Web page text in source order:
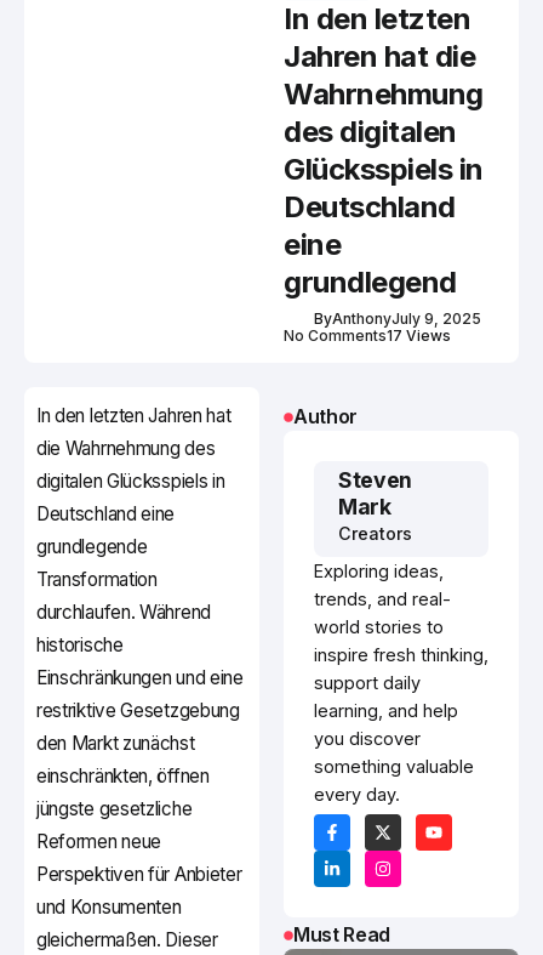
In den letzten
Jahren hat die
Wahrnehmung
des digitalen
Glücksspiels in
Deutschland
eine
grundlegend
ByAnthonyJuly 9, 2025
No Comments17 Views
In den letzten Jahren hat
die Wahrnehmung des
digitalen Glücksspiels in
Deutschland eine
grundlegende
Transformation
durchlaufen. Während
historische
Einschränkungen und eine
restriktive Gesetzgebung
den Markt zunächst
einschränkten, öffnen
jüngste gesetzliche
Reformen neue
Perspektiven für Anbieter
und Konsumenten
gleichermaßen. Dieser
Author
Steven
Mark
Creators
Exploring ideas,
trends, and real-
world stories to
inspire fresh thinking,
support daily
learning, and help
you discover
something valuable
every day.
Must Read